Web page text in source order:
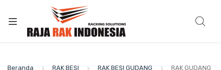
Beranda RAK BESI RAK BESI GUDANG
RAK GUDANG